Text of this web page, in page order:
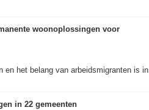
woonoplossingen voor
en het belang van arbeidsmigranten is in
in 22 gemeenten